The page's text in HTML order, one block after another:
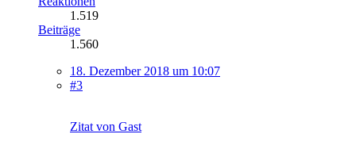
1.519
Beiträge
1.560
18. Dezember 2018 um 10:07
#3
Zitat von Gast